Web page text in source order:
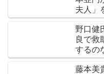
夫人」
野口健
良で救
藤本美